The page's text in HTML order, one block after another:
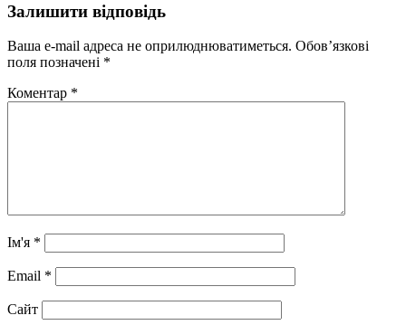
Залишити відповідь
Ваша e-mail адреса не оприлюднюватиметься. Обов’язкові
поля позначені *
Коментар *
Ім'я *
Email *
Сайт